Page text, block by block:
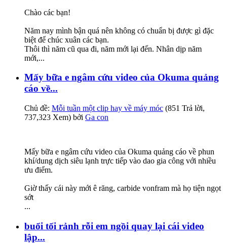
Chào các bạn!
Năm nay mình bận quá nên không có chuẩn bị được gì đặc
biệt để chúc xuân các bạn.
Thôi thì năm cũ qua đi, năm mới lại đến. Nhân dịp năm
mới,...
Mấy bữa e ngâm cứu video của Okuma quảng
cáo về...
Chủ đề: Mỗi tuần một clip hay về máy móc (851 Trả lời,
737,323 Xem) bởi Ga con
Mấy bữa e ngâm cứu video của Okuma quảng cáo về phun
khí/dung dịch siêu lạnh trực tiếp vào dao gia công với nhiều
ưu điểm.
Giờ thấy cái này mới ê răng, carbide vonfram mà họ tiện ngọt
sớt
...
buổi tối rảnh rỗi em ngồi quay lại cái video
lập...